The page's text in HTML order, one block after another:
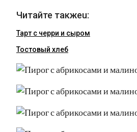
Читайте такжеu:
Тарт с черри и сыром
Тостовый хлеб